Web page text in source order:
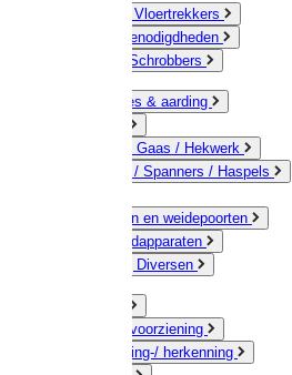
Bezems & Vloertrekkers
Schildersbenodigdheden
Borstels / Schrobbers
Accessoires & aarding
Geleiders / Gaas / Hekwerk
Verbinders / Spanners / Haspels
Doorgangen en weidepoorten
Schrikdraadapparaten
Afrastering Diversen
Drinkwatervoorziening
Veemarkering-/ herkenning